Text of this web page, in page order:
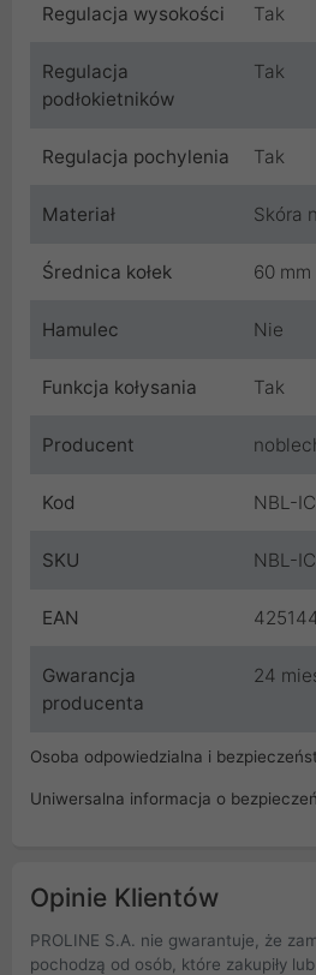
Regulacja wysokości Tak
Regulacja
podłokietników
Tak
Regulacja pochylenia Tak
Materiał Skóra
Średnica kołek 60 mm
Hamulec Nie
Funkcja kołysania Tak
Producent
Kod NBL-
SKU NBL-
EAN
Gwarancja
producenta
24
Osoba odpowiedzialna i
Uniwersalna informacja o
Opinie Klientów
PROLINE S.A. nie gwarantuje, że
pochodzą od osób, które zakupiły